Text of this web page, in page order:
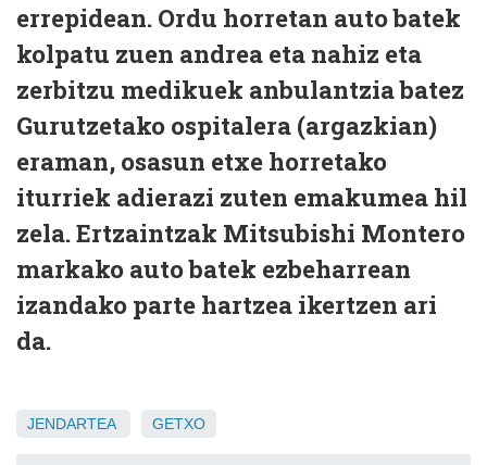
errepidean. Ordu horretan auto batek
kolpatu zuen andrea eta nahiz eta
zerbitzu medikuek anbulantzia batez
Gurutzetako ospitalera (argazkian)
eraman, osasun etxe horretako
iturriek adierazi zuten emakumea hil
zela. Ertzaintzak Mitsubishi Montero
markako auto batek ezbeharrean
izandako parte hartzea ikertzen ari
da.
JENDARTEA GETXO